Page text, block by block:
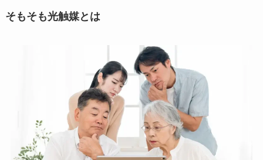
そもそも光触媒とは